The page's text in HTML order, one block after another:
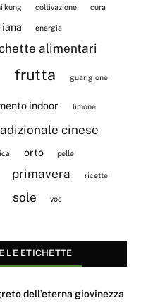
kung coltivazione cura
energia
alimentari
frutta guarigione
indoor limone
cinese
orto pelle
primavera ricette
sole voc
LE ETICHETTE
dell’eterna giovinezza